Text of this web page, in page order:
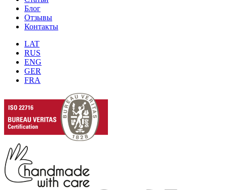
Блог
Отзывы
Контакты
LAT
RUS
ENG
GER
FRA